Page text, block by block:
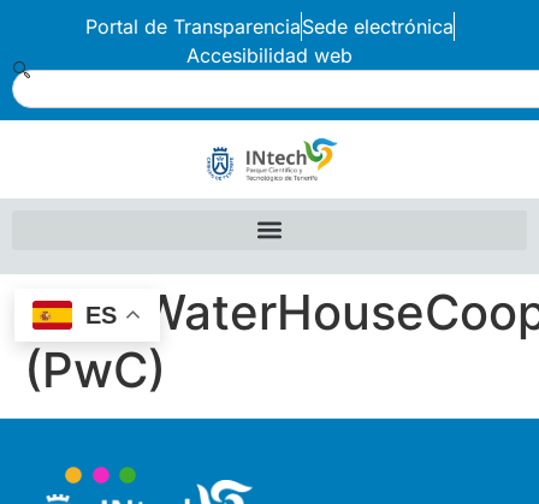
Portal de TransparenciaSede electrónica
Accesibilidad web
ES
(PwC)